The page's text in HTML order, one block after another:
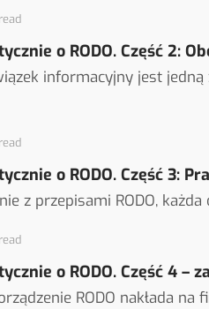
o RODO. Część 2:
informacyjny jest
o RODO. Część 3:
z przepisami RODO,
o RODO. Część 4 –
RODO nakłada